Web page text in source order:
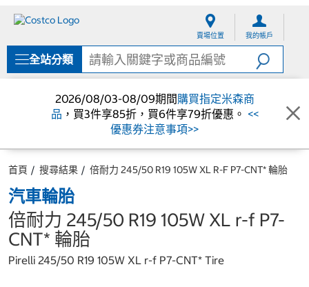
單
賣場位置 我的帳戶
全站分類
2026/08/03-08/09期間購買指定米森商
品 ，買3件享85折，買6件享79折優惠。 <<
優惠券注意事項>>
首頁 搜尋結果 倍耐力 245/50 R19 105W XL R-F P7-CNT* 輪胎
汽車輪胎
倍耐力 245/50 R19 105W XL r-f P7-
CNT* 輪胎
Pirelli 245/50 R19 105W XL r-f P7-CNT* Tire